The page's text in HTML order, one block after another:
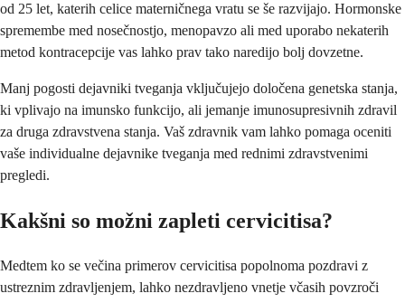
od 25 let, katerih celice materničnega vratu se še razvijajo. Hormonske
spremembe med nosečnostjo, menopavzo ali med uporabo nekaterih
metod kontracepcije vas lahko prav tako naredijo bolj dovzetne.
Manj pogosti dejavniki tveganja vključujejo določena genetska stanja,
ki vplivajo na imunsko funkcijo, ali jemanje imunosupresivnih zdravil
za druga zdravstvena stanja. Vaš zdravnik vam lahko pomaga oceniti
vaše individualne dejavnike tveganja med rednimi zdravstvenimi
pregledi.
Kakšni so možni zapleti cervicitisa?
Medtem ko se večina primerov cervicitisa popolnoma pozdravi z
ustreznim zdravljenjem, lahko nezdravljeno vnetje včasih povzroči